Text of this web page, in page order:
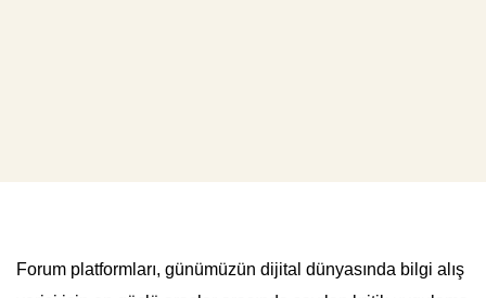
Forum platformları, günümüzün dijital dünyasında bilgi alış